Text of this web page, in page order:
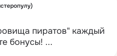
пиратов" каждый
бонусы! ...